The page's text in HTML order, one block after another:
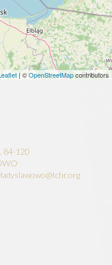
| ©OpenStreetMapcontributors
84-120